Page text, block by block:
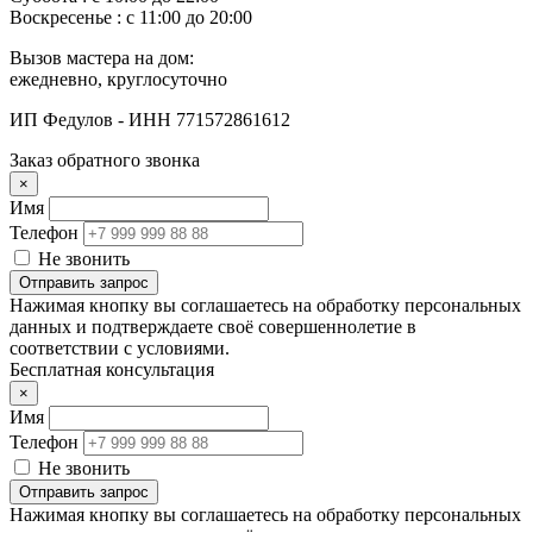
Воскресенье : с 11:00 до 20:00
Вызов мастера на дом:
ежедневно, круглосуточно
ИП Федулов - ИНН 771572861612
Заказ обратного звонка
×
Имя
Телефон
Не звонить
Отправить запрос
Нажимая кнопку вы соглашаетесь на обработку персональных
данных и подтверждаете своё совершеннолетие в
соответствии с условиями.
Бесплатная консультация
×
Имя
Телефон
Не звонить
Отправить запрос
Нажимая кнопку вы соглашаетесь на обработку персональных